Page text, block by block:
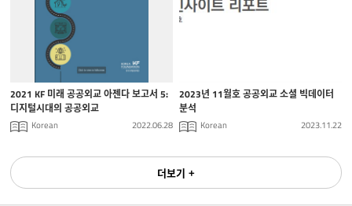
2021 KF 미래 공공외교 아젠다 보고서 5:
디지털시대의 공공외교
Korean 2022.06.28
2023년 11월호 공공외교 소셜 빅데이터
분석
Korean 2023.11.22
더보기 +